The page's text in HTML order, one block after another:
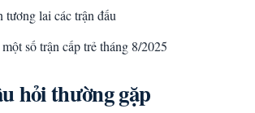
tương lai các trận đấu
số trận cấp trẻ tháng 8/2025
hỏi thường gặp